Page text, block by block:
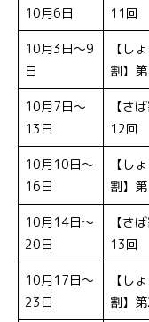
10月6日
11回
10月3日〜9
日
【し
割】
10月7日〜
13日
【さ
12回
10月10日〜
16日
【し
割】
10月14日〜
20日
【さ
13回
10月17日〜
23日
【し
割】